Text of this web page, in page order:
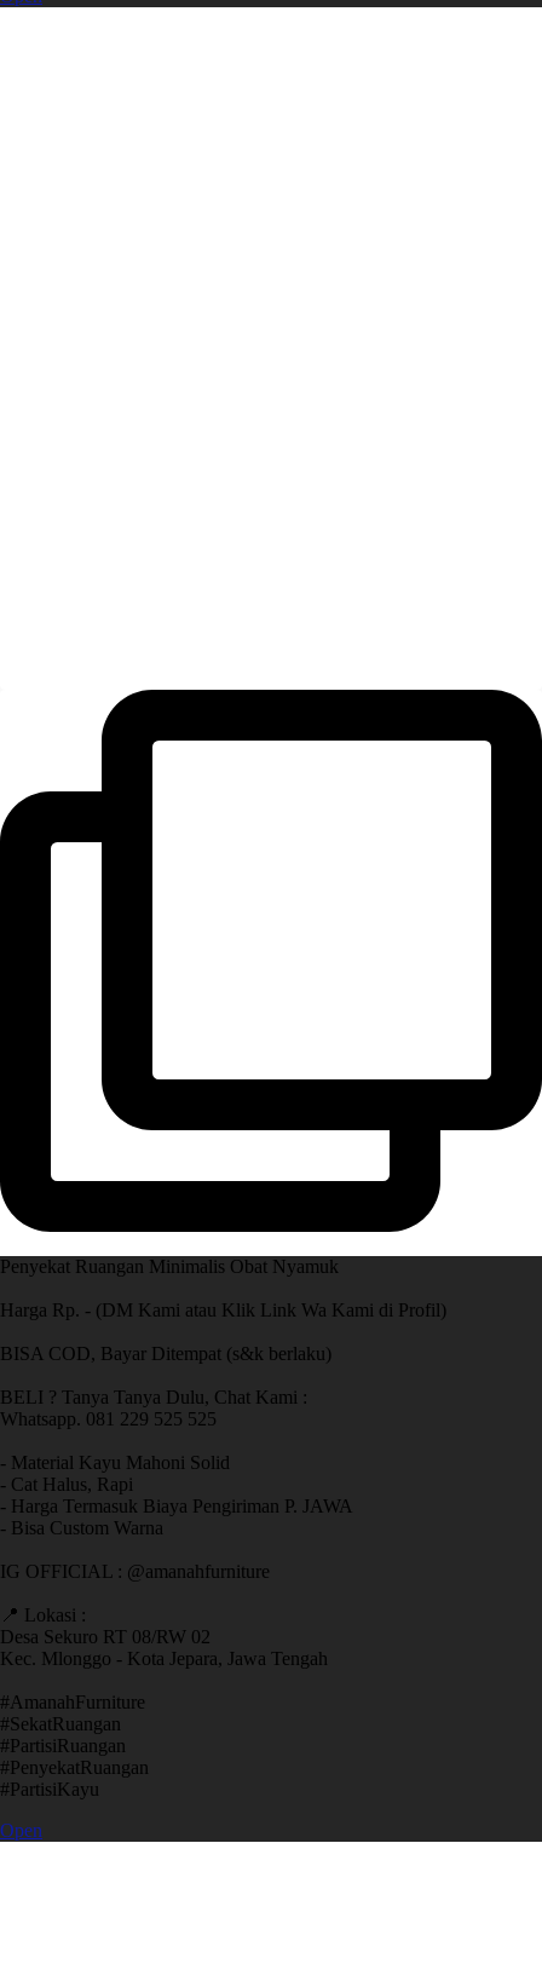
Penyekat Ruangan Minimalis Obat Nyamuk
Harga Rp. - (DM Kami atau Klik Link Wa Kami di Profil)
BISA COD, Bayar Ditempat (s&k berlaku)
BELI ? Tanya Tanya Dulu, Chat Kami :
Whatsapp. 081 229 525 525
- Material Kayu Mahoni Solid
- Cat Halus, Rapi
- Harga Termasuk Biaya Pengiriman P. JAWA
- Bisa Custom Warna
IG OFFICIAL : @amanahfurniture
📍 Lokasi :
Desa Sekuro RT 08/RW 02
Kec. Mlonggo - Kota Jepara, Jawa Tengah
​#AmanahFurniture
​#SekatRuangan
​#PartisiRuangan
​#PenyekatRuangan
​#PartisiKayu
Open